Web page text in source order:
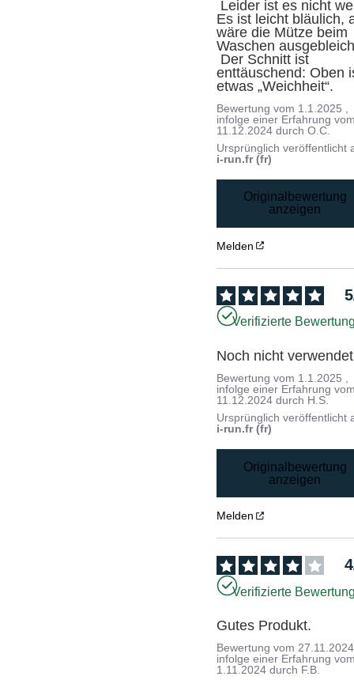
Es ist leicht bläulich,
wäre die Mütze beim
Waschen
enttäuschend: Oben
etwas „Weichheit“.
Bewertung vom 1.1.2025
infolge einer Erfahrung
11.12.2024 durchO.C.
Ursprünglich veröffentlicht
i-run.fr (fr)
Originalbewertung
anzeigen
Melden
5
Verifizierte
Noch nicht verwendet
Bewertung vom 1.1.2025
infolge einer Erfahrung
11.12.2024 durch H.S.
Ursprünglich veröffentlicht
i-run.fr (fr)
Originalbewertung
anzeigen
Melden
4
Verifizierte
Gutes Produkt.
Bewertung vom27.11.2024
infolge einer Erfahrung
1.11.2024 durch F.B.